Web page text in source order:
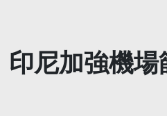
印尼加強機場